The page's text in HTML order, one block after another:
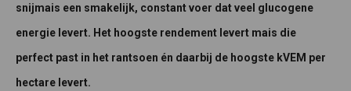
snijmais een smakelijk, constant voer dat veel glucogene
energie levert. Het hoogste rendement levert mais die
perfect past in het rantsoen én daarbij de hoogste kVEM per
hectare levert.